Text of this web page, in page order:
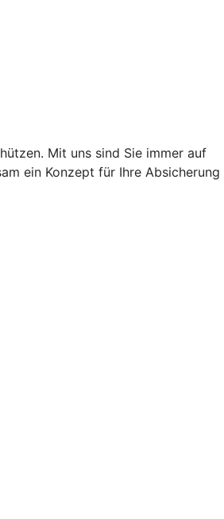
Mit uns sind Sie immer auf
ein Konzept für Ihre Absicherung